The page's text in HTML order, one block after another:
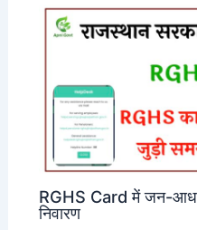
RGHS Card में जन-
निवारण